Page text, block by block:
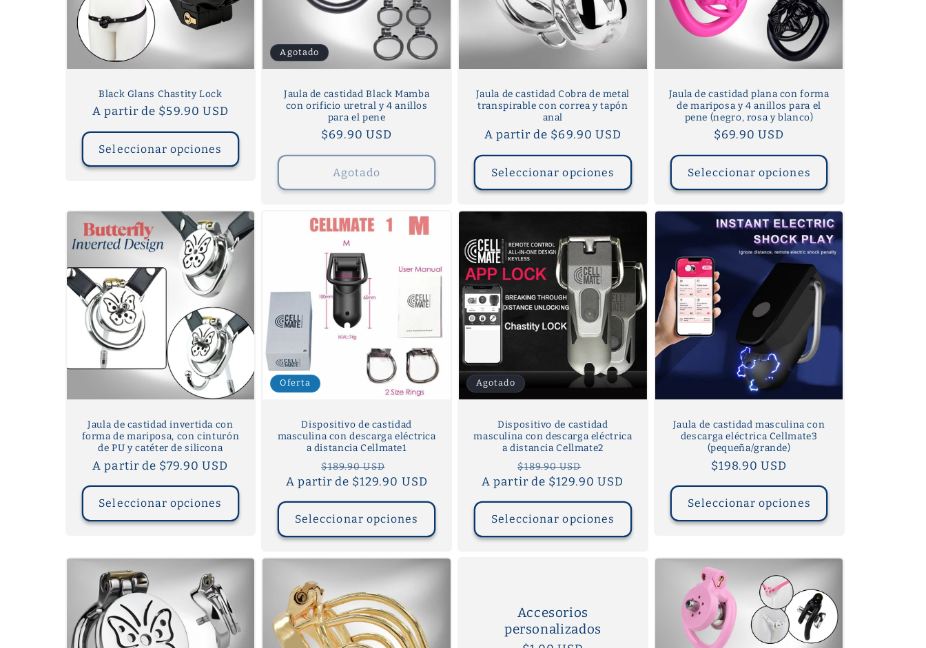
Black Glans Chastity Lock
Precio
A partir de $59.90 USD
Seleccionar opciones
Agotado
Jaula de castidad Black Mamba
con orificio uretral y 4 anillos
para el pene
Precio
$69.90 USD
Agotado
Jaula de castidad Cobra de metal
transpirable con correa y tapón
anal
Precio
A partir de $69.90 USD
Seleccionar opciones
Jaula de castidad plana con forma
de mariposa y 4 anillos para el
pene (negro, rosa y blanco)
Precio
$69.90 USD
Seleccionar opciones
Jaula de castidad invertida con
forma de mariposa, con cinturón
de PU y catéter de silicona
Precio
A partir de $79.90 USD
Seleccionar opciones
Oferta
Dispositivo de castidad
masculina con descarga eléctrica
a distancia Cellmate1
Precio
habitual
$189.90 USD
de
A partir de $129.90 USD
Seleccionar opciones
Agotado
Dispositivo de castidad
masculina con descarga eléctrica
a distancia Cellmate2
Precio
habitual
$189.90 USD
de
A partir de $129.90 USD
Seleccionar opciones
Jaula de castidad masculina con
descarga eléctrica Cellmate3
(pequeña/grande)
Precio
$198.90 USD
Seleccionar opciones
Accesorios
personalizados